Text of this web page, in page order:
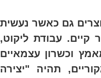
גם כאשר נעשית
קיים. עבודת ליקוט,
וכשרון עצמאיים
תהיה "יצירה